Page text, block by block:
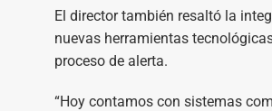
El director también resaltó la
nuevas herramientas
proceso de alerta.
“Hoy contamos con sistemas